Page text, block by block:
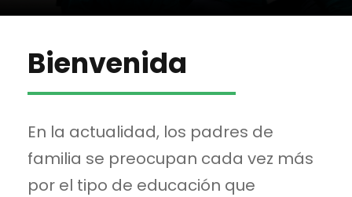
Bienvenida
En la actualidad, los padres de
familia se preocupan cada vez más
por el tipo de educación que